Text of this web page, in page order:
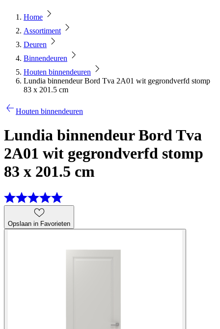
Home
Assortiment
Deuren
Binnendeuren
Houten binnendeuren
Lundia binnendeur Bord Tva 2A01 wit gegrondverfd stomp
83 x 201.5 cm
Houten binnendeuren
Lundia binnendeur Bord Tva
2A01 wit gegrondverfd stomp
83 x 201.5 cm
Opslaan in Favorieten